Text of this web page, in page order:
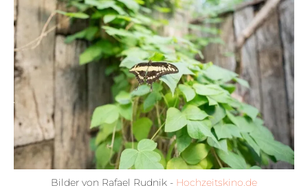
Bilder von Rafael Rudnik - Hochzeitskino.de